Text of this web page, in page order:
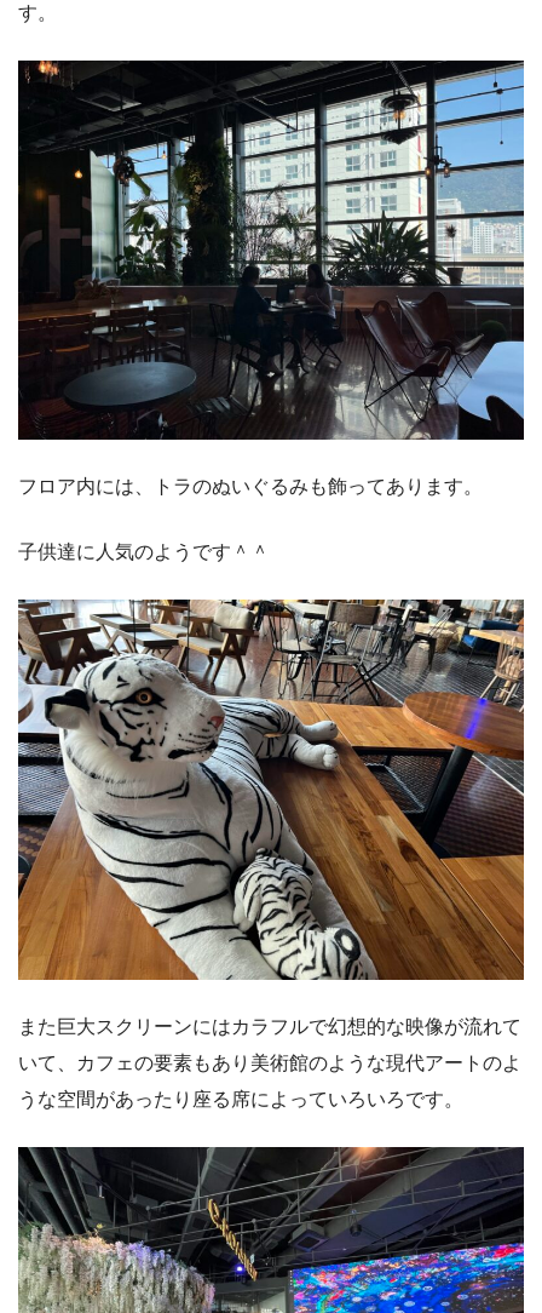
す。
フロア内には、トラのぬいぐるみも飾ってあります。
子供達に人気のようです＾＾
また巨大スクリーンにはカラフルで幻想的な映像が流れて
いて、カフェの要素もあり美術館のような現代アートのよ
うな空間があったり座る席によっていろいろです。